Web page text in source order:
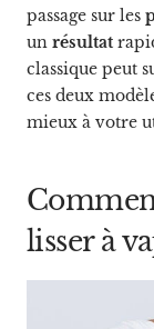
passage sur les
un résultat
classique peut
ces deux
mieux à votre
lisser à